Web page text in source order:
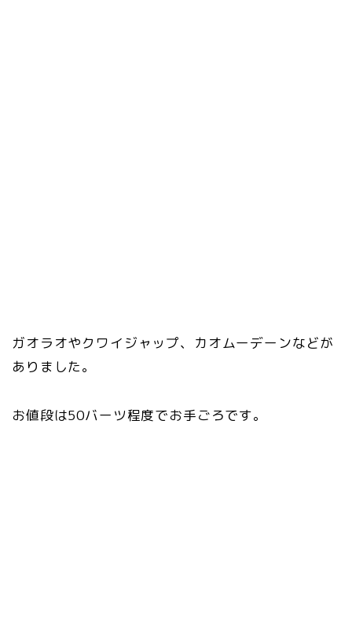
ガオラオやクワイジャップ、カオムーデーンなどが
ありました。
お値段は50バーツ程度でお手ごろです。